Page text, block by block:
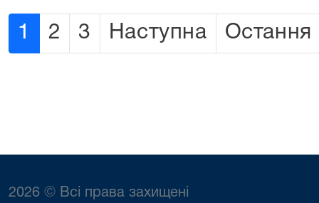
1 2 3 Наступна Остання
2026 © Всі права захищені